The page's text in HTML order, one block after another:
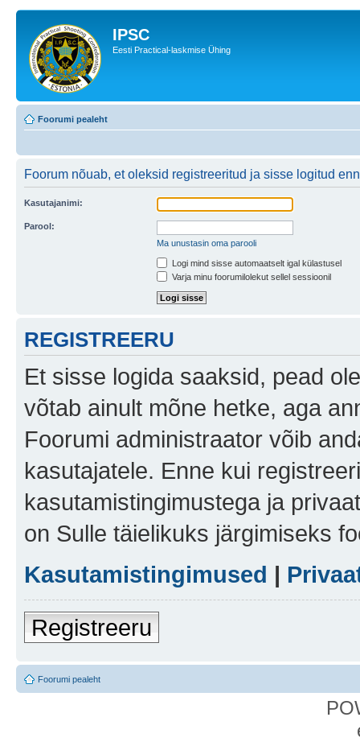
IPSC
Eesti Practical-laskmise Ühing
Foorumi pealeht
Foorum nõuab, et oleksid registreeritud ja sisse logitud
Kasutajanimi:
Parool:
Ma unustasin oma parooli
Logi mind sisse automaatselt igal külastusel
Varja minu foorumilolekut sellel sessioonil
REGISTREERU
Et sisse logida saaksid, pead
võtab ainult mõne hetke, aga
Foorumi administraator võib
kasutajatele. Enne kui
kasutamistingimustega ja
on Sulle täielikuks järgimiseks
Kasutamistingimused |
Registreeru
Foorumi pealeht